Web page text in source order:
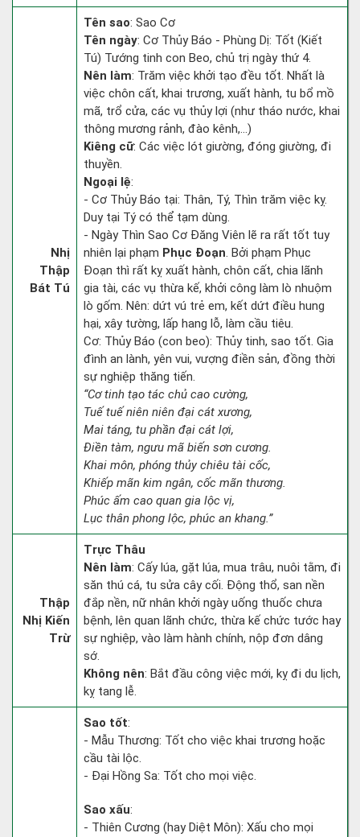
Nhị
Thập
Bát Tú
Tên sao: Sao Cơ
Tên ngày: Cơ Thủy Báo - Phùng Dị: Tốt (Kiết
Tú) Tướng tinh con Beo, chủ trị ngày thứ 4.
Nên làm: Trăm việc khởi tạo đều tốt. Nhất là
việc chôn cất, khai trương, xuất hành, tu bổ mồ
mã, trổ cửa, các vụ thủy lợi (như tháo nước, khai
thông mương rảnh, đào kênh,...)
Kiêng cữ: Các việc lót giường, đóng giường, đi
thuyền.
Ngoại lệ:
- Cơ Thủy Báo tại: Thân, Tý, Thìn trăm việc kỵ.
Duy tại Tý có thể tạm dùng.
- Ngày Thìn Sao Cơ Đăng Viên lẽ ra rất tốt tuy
nhiên lại phạm Phục Đoạn. Bởi phạm Phục
Đoạn thì rất kỵ xuất hành, chôn cất, chia lãnh
gia tài, các vụ thừa kế, khởi công làm lò nhuộm
lò gốm. Nên: dứt vú trẻ em, kết dứt điều hung
hại, xây tường, lấp hang lỗ, làm cầu tiêu.
Cơ: Thủy Báo (con beo): Thủy tinh, sao tốt. Gia
đình an lành, yên vui, vượng điền sản, đồng thời
sự nghiệp thăng tiến.
“Cơ tinh tạo tác chủ cao cường,
Tuế tuế niên niên đại cát xương,
Mai táng, tu phần đại cát lợi,
Điền tàm, ngưu mã biến sơn cương.
Khai môn, phóng thủy chiêu tài cốc,
Khiếp mãn kim ngân, cốc mãn thương.
Phúc ấm cao quan gia lộc vị,
Lục thân phong lộc, phúc an khang.”
Thập
Nhị Kiến
Trừ
Trực Thâu
Nên làm: Cấy lúa, gặt lúa, mua trâu, nuôi tằm, đi
săn thú cá, tu sửa cây cối. Động thổ, san nền
đắp nền, nữ nhân khởi ngày uống thuốc chưa
bệnh, lên quan lãnh chức, thừa kế chức tước hay
sự nghiệp, vào làm hành chính, nộp đơn dâng
sớ.
Không nên: Bắt đầu công việc mới, kỵ đi du lịch,
kỵ tang lễ.
Sao tốt:
- Mẫu Thương: Tốt cho việc khai trương hoặc
cầu tài lộc.
- Đại Hồng Sa: Tốt cho mọi việc.
Sao xấu:
- Thiên Cương (hay Diệt Môn): Xấu cho mọi